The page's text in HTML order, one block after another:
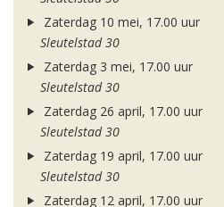
Zaterdag 10 mei, 17.00 uur
Sleutelstad 30
Zaterdag 3 mei, 17.00 uur
Sleutelstad 30
Zaterdag 26 april, 17.00 uur
Sleutelstad 30
Zaterdag 19 april, 17.00 uur
Sleutelstad 30
Zaterdag 12 april, 17.00 uur